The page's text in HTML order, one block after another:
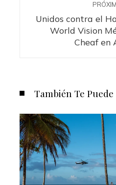
Unidos contra el
World Vision
Cheaf en
También Te